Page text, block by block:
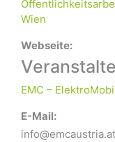
Wien
Webseite:
EMC –
E-Mail:
info@emcaustria.at